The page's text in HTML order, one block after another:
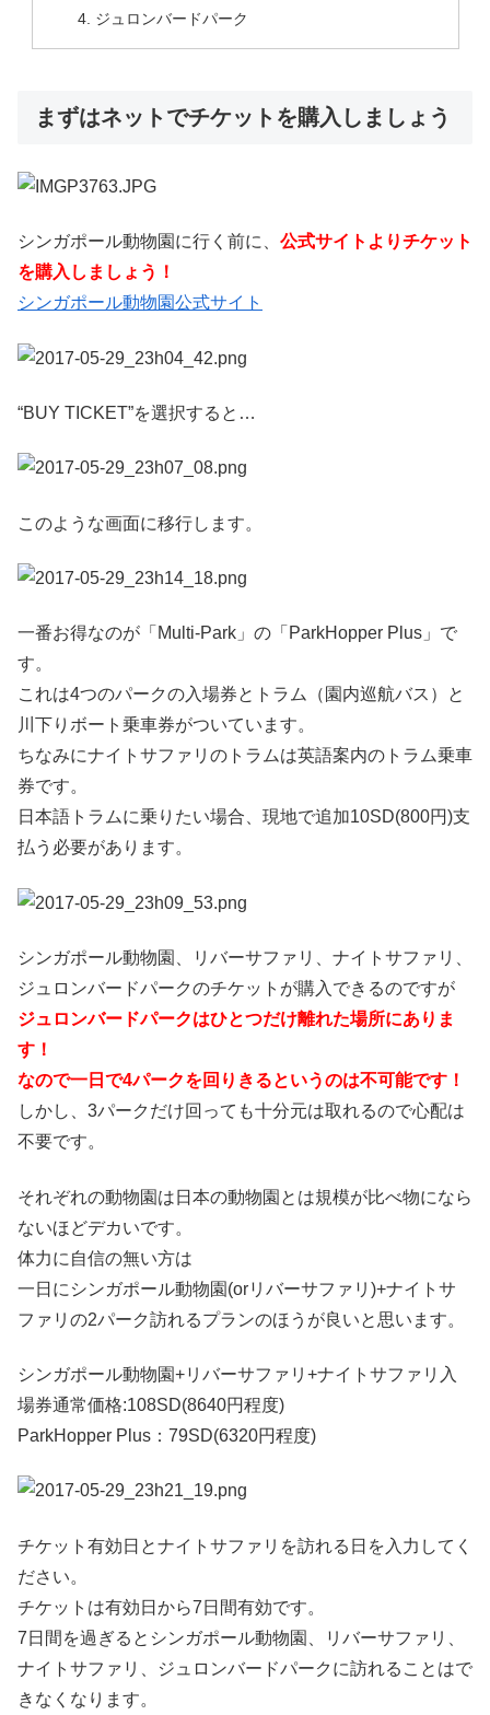
ジュロンバードパーク
まずはネットでチケットを購入しましょう
シンガポール動物園に行く前に、 公式サイトよりチケット
を購入しましょう！
シンガポール動物園公式サイト
“BUY TICKET”を選択すると…
このような画面に移行します。
一番お得なのが「Multi-Park」の「ParkHopper Plus」で
す。
これは4つのパークの入場券とトラム（園内巡航バス）と
川下りボート乗車券がついています。
ちなみにナイトサファリのトラムは英語案内のトラム乗車
券です。
日本語トラムに乗りたい場合、現地で追加10SD(800円)支
払う必要があります。
シンガポール動物園、リバーサファリ、ナイトサファリ、
ジュロンバードパークのチケットが購入できるのですが
ジュロンバードパークはひとつだけ離れた場所にありま
す！
なので一日で4パークを回りきるというのは不可能です！
しかし、3パークだけ回っても十分元は取れるので心配は
不要です。
それぞれの動物園は日本の動物園とは規模が比べ物になら
ないほどデカいです。
体力に自信の無い方は
一日にシンガポール動物園(orリバーサファリ)+ナイトサ
ファリの2パーク訪れるプランのほうが良いと思います。
シンガポール動物園+リバーサファリ+ナイトサファリ入
場券通常価格:108SD(8640円程度)
ParkHopper Plus：79SD(6320円程度)
チケット有効日とナイトサファリを訪れる日を入力してく
ださい。
チケットは有効日から7日間有効です。
7日間を過ぎるとシンガポール動物園、リバーサファリ、
ナイトサファリ、ジュロンバードパークに訪れることはで
きなくなります。